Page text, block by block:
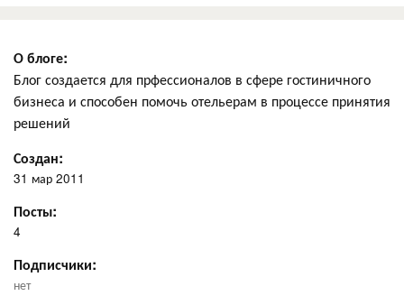
О блоге:
Блог создается для прфессионалов в сфере гостиничного
бизнеса и способен помочь отельерам в процессе принятия
решений
Создан:
31 мар 2011
Посты:
4
Подписчики:
нет